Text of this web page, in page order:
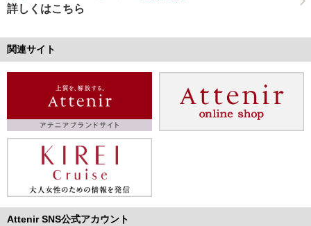
詳しくはこちら
関連サイト
Attenir SNS公式アカウント